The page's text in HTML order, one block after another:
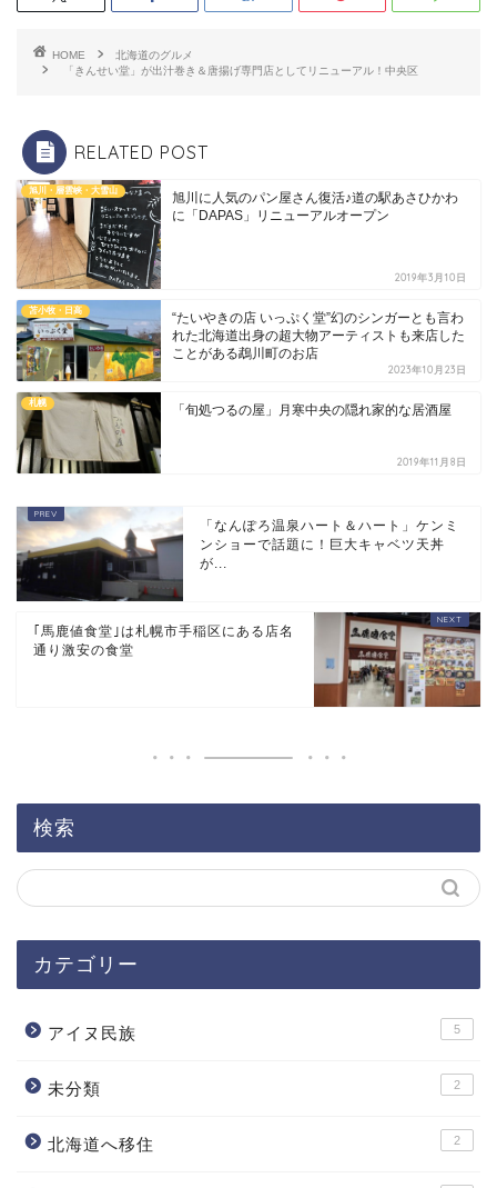
HOME
北海道のグルメ
「きんせい堂」が出汁巻き＆唐揚げ専門店としてリニューアル！中央区
RELATED POST
旭川・層雲峡・大雪山
旭川に人気のパン屋さん復活♪道の駅あさひかわ
に「DAPAS」リニューアルオープン
2019年3月10日
苫小牧・日高
“たいやきの店 いっぷく堂”幻のシンガーとも言わ
れた北海道出身の超大物アーティストも来店した
ことがある鵡川町のお店
2023年10月23日
札幌 「旬処つるの屋」月寒中央の隠れ家的な居酒屋
2019年11月8日
「なんぽろ温泉ハート＆ハート」ケンミ
ンショーで話題に！巨大キャベツ天丼
が...
｢馬鹿値食堂｣は札幌市手稲区にある店名
通り激安の食堂
検索
カテゴリー
アイヌ民族 5
未分類 2
北海道へ移住 2